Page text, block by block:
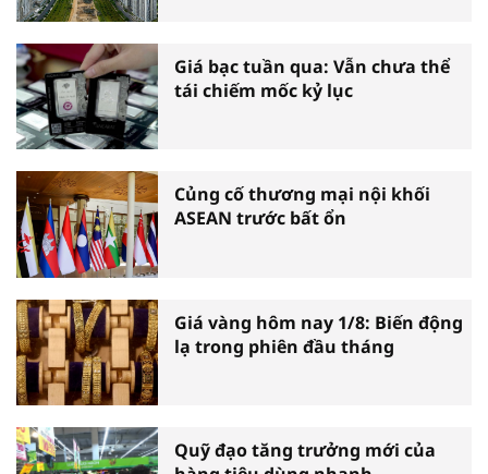
Giá bạc tuần qua: Vẫn chưa thể
tái chiếm mốc kỷ lục
Củng cố thương mại nội khối
ASEAN trước bất ổn
Giá vàng hôm nay 1/8: Biến động
lạ trong phiên đầu tháng
Quỹ đạo tăng trưởng mới của